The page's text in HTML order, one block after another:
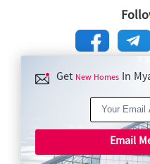
Get New Homes In
Email